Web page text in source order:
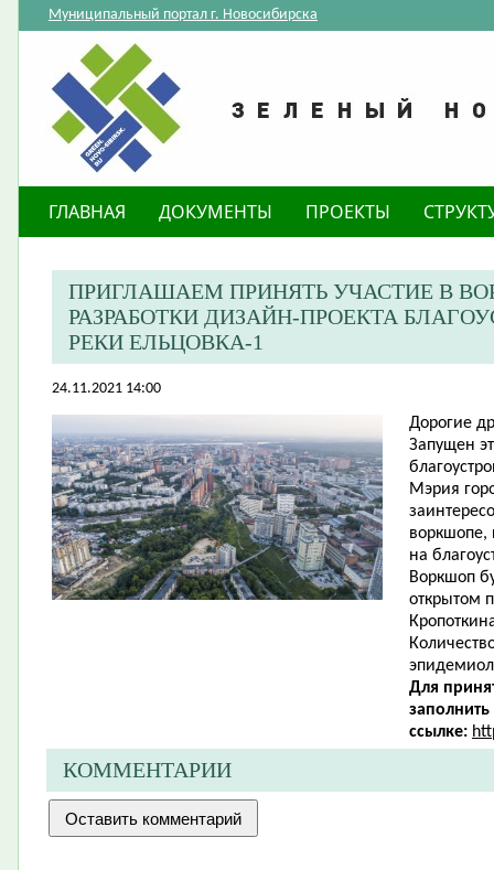
Муниципальный портал г. Новосибирска
ГЛАВНАЯ ДОКУМЕНТЫ ПРОЕКТЫ
ПРИГЛАШАЕМ ПРИНЯТЬ УЧАСТИЕ В
РАЗРАБОТКИ ДИЗАЙН-ПРОЕКТА
РЕКИ ЕЛЬЦОВКА-1
24.11.2021 14:00
Дорогие
Запущен
Мэрия
воркшопе,
на
Воркшоп
открытом
Для
ссылке:
КОММЕНТАРИИ